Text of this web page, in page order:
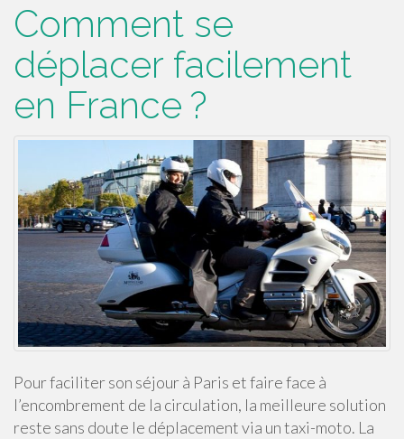
Comment se
déplacer facilement
en France ?
Pour faciliter son séjour à Paris et faire face à
l’encombrement de la circulation, la meilleure solution
reste sans doute le déplacement via un taxi-moto. La